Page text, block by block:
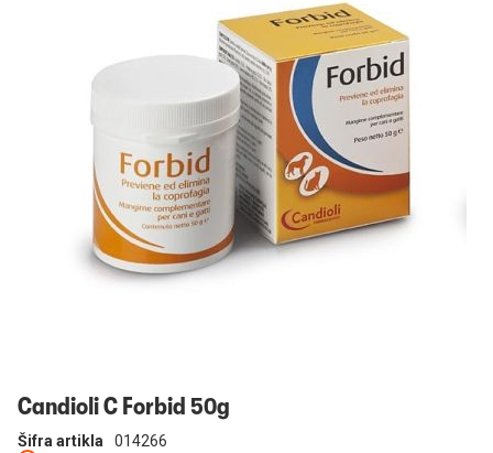
Candioli C Forbid 50g
Šifra artikla 014266